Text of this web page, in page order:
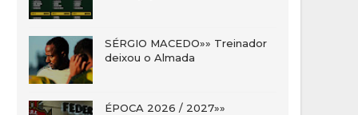
SÉRGIO MACEDO»» Treinador
deixou o Almada
ÉPOCA 2026 / 2027»»